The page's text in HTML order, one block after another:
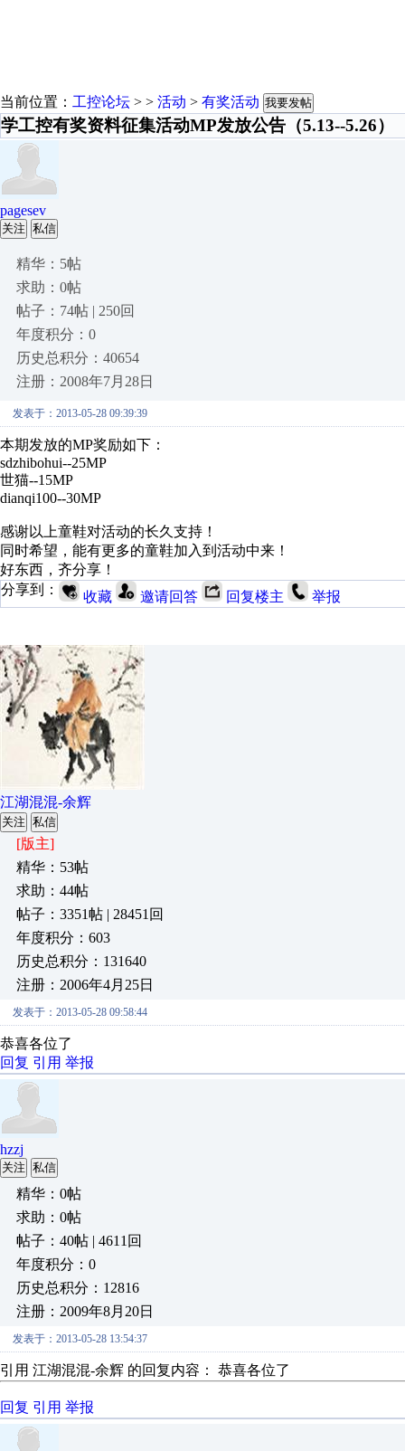
当前位置： 工控论坛 > > 活动 > 有奖活动 我要发帖
学工控有奖资料征集活动MP发放公告（5.13--5.26）
pagesev
关注 私信
精华：5帖
求助：0帖
帖子：74帖 | 250回
年度积分：0
历史总积分：40654
注册：2008年7月28日
发表于：2013-05-28 09:39:39
本期发放的MP奖励如下：
sdzhibohui--25MP
世猫--15MP
dianqi100--30MP
感谢以上童鞋对活动的长久支持！
同时希望，能有更多的童鞋加入到活动中来！
好东西，齐分享！
分享到：
收藏 邀请回答 回复楼主 举报
江湖混混-余辉
关注 私信
[版主]
精华：53帖
求助：44帖
帖子：3351帖 | 28451回
年度积分：603
历史总积分：131640
注册：2006年4月25日
发表于：2013-05-28 09:58:44
恭喜各位了
回复 引用 举报
hzzj
关注 私信
精华：0帖
求助：0帖
帖子：40帖 | 4611回
年度积分：0
历史总积分：12816
注册：2009年8月20日
发表于：2013-05-28 13:54:37
引用 江湖混混-余辉 的回复内容： 恭喜各位了
回复 引用 举报